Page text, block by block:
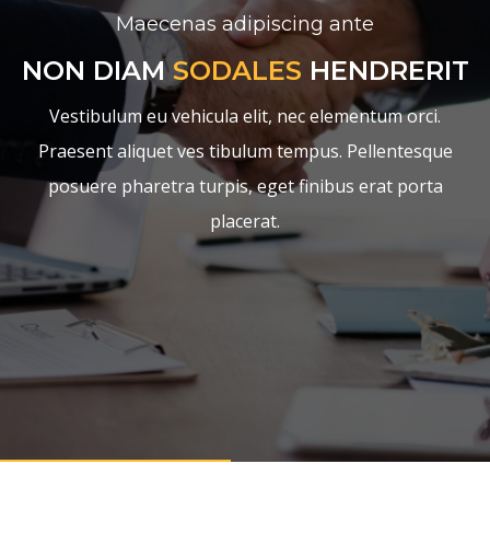
Maecenas adipiscing ante
NON DIAMSODALES HENDRERIT
Vestibulum eu vehicula elit, nec elementum orci.
Praesent aliquet ves tibulum tempus. Pellentesque
posuere pharetra turpis, eget finibus erat porta
placerat.